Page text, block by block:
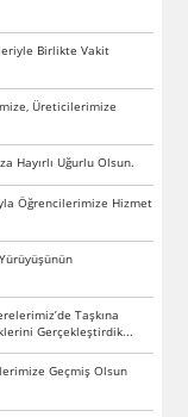
Birlikte Vakit
Üreticilerimize
Hayırlı Uğurlu Olsun.
Öğrencilerimize Hizmet
Taşkına
Gerçekleştirdik...
Geçmiş Olsun